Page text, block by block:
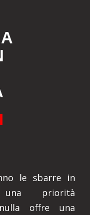
le sbarre in
una priorità
offre una